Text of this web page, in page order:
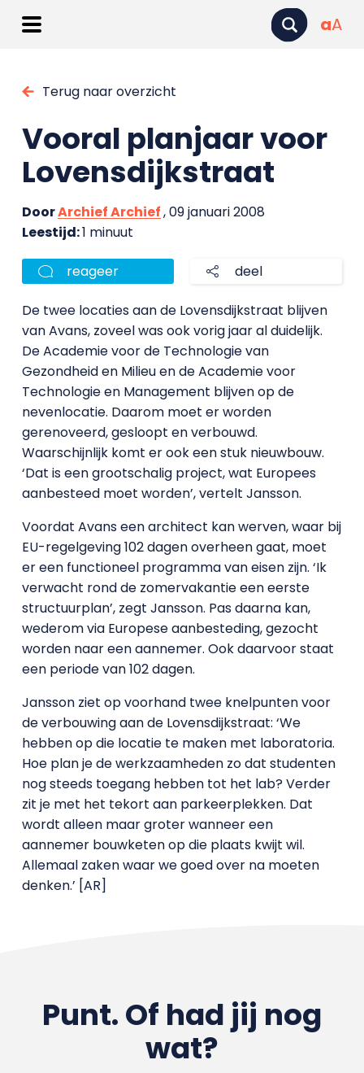
aA
Terug naar overzicht
Vooral planjaar voor
Lovensdijkstraat
DoorArchief Archief, 09 januari 2008
Leestijd:1 minuut
reageer deel
De twee locaties aan de Lovensdijkstraat blijven
van Avans, zoveel was ook vorig jaar al duidelijk.
De Academie voor de Technologie van
Gezondheid en Milieu en de Academie voor
Technologie en Management blijven op de
nevenlocatie. Daarom moet er worden
gerenoveerd, gesloopt en verbouwd.
Waarschijnlijk komt er ook een stuk nieuwbouw.
‘Dat is een grootschalig project, wat Europees
aanbesteed moet worden’, vertelt Jansson.
Voordat Avans een architect kan werven, waar bij
EU-regelgeving 102 dagen overheen gaat, moet
er een functioneel programma van eisen zijn. ‘Ik
verwacht rond de zomervakantie een eerste
structuurplan’, zegt Jansson. Pas daarna kan,
wederom via Europese aanbesteding, gezocht
worden naar een aannemer. Ook daarvoor staat
een periode van 102 dagen.
Jansson ziet op voorhand twee knelpunten voor
de verbouwing aan de Lovensdijkstraat: ‘We
hebben op die locatie te maken met laboratoria.
Hoe plan je de werkzaamheden zo dat studenten
nog steeds toegang hebben tot het lab? Verder
zit je met het tekort aan parkeerplekken. Dat
wordt alleen maar groter wanneer een
aannemer bouwketen op die plaats kwijt wil.
Allemaal zaken waar we goed over na moeten
denken.’ [AR]
Punt. Of had jij nog
wat?